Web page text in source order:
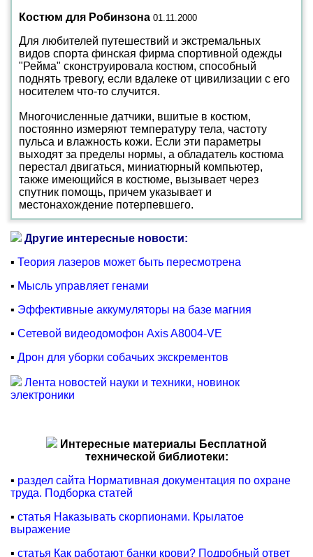
Костюм для Робинзона 01.11.2000
Для любителей путешествий и экстремальных
видов спорта финская фирма спортивной одежды
"Рейма" сконструировала костюм, способный
поднять тревогу, если вдалеке от цивилизации с его
носителем что-то случится.
Многочисленные датчики, вшитые в костюм,
постоянно измеряют температуру тела, частоту
пульса и влажность кожи. Если эти параметры
выходят за пределы нормы, а обладатель костюма
перестал двигаться, миниатюрный компьютер,
также имеющийся в костюме, вызывает через
спутник помощь, причем указывает и
местонахождение потерпевшего.
Другие интересные новости:
▪ Теория лазеров может быть пересмотрена
▪ Мысль управляет генами
▪ Эффективные аккумуляторы на базе магния
▪ Сетевой видеодомофон Axis A8004-VE
▪ Дрон для уборки собачьих экскрементов
Лента новостей науки и техники, новинок
электроники
Интересные материалы Бесплатной
технической библиотеки:
▪ раздел сайта Нормативная документация по охране
труда. Подборка статей
▪ статья Наказывать скорпионами. Крылатое
выражение
▪ статья Как работают банки крови? Подробный ответ